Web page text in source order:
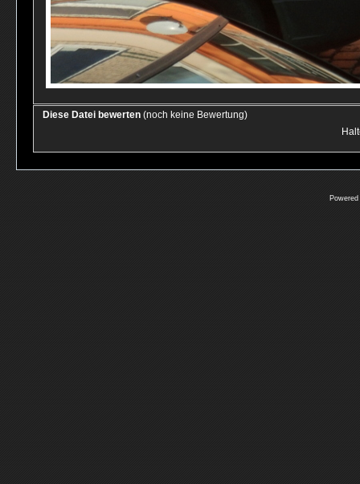
Diese Datei bewerten (noch keine Bewertung)